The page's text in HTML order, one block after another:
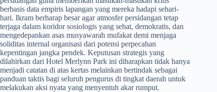
berbasis data empiris lapangan yang mereka hadapi sehari-
hari. Ikram berharap besar agar atmosfer persidangan tetap
terjaga dalam koridor sosiologis yang sehat, demokratis, dan
mengedepankan asas musyawarah mufakat demi menjaga
soliditas internal organisasi dari potensi perpecahan
kepentingan jangka pendek. Keputusan strategis yang
dilahirkan dari Hotel Merlynn Park ini diharapkan tidak hanya
menjadi catatan di atas kertas melainkan bertindak sebagai
panduan taktis bagi seluruh pengurus di tingkat daerah untuk
melakukan aksi nyata yang menyentuh akar rumput.